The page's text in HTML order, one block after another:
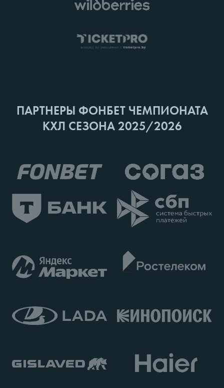
ПАРТНЕРЫ ФОНБЕТ ЧЕМПИОНАТА
КХЛ СЕЗОНА 2025/2026